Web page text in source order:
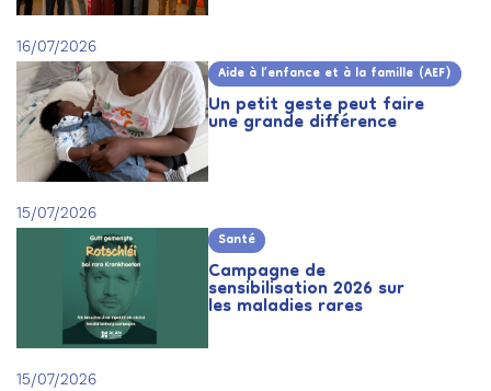
16/07/2026
Aide à l’enfance et à la famille (AEF)
Un petit geste peut faire
une grande différence
15/07/2026
Santé
Campagne de
sensibilisation 2026 sur
les maladies rares
15/07/2026